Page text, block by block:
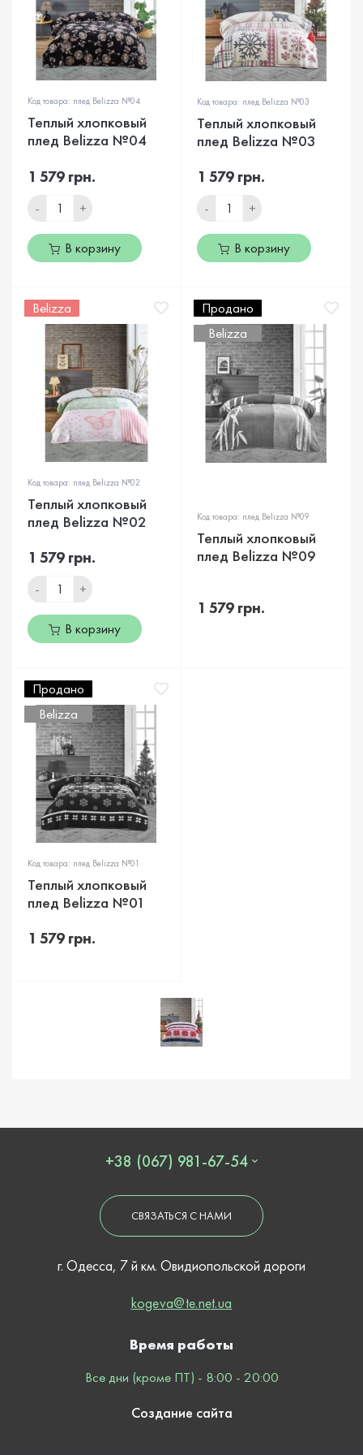
Код товара: плед Belizza №04
Теплый хлопковый
плед Belizza №04
1 579 грн.
- +
В корзину
Код товара: плед Belizza №03
Теплый хлопковый
плед Belizza №03
1 579 грн.
- +
В корзину
Belizza
Код товара: плед Belizza №02
Теплый хлопковый
плед Belizza №02
1 579 грн.
- +
В корзину
Продано
Belizza
Код товара: плед Belizza №09
Теплый хлопковый
плед Belizza №09
1 579 грн.
Продано
Belizza
Код товара: плед Belizza №01
Теплый хлопковый
плед Belizza №01
1 579 грн.
+38 (067) 981-67-54
СВЯЗАТЬСЯ С НАМИ
г. Одесса, 7 й км. Овидиопольской дороги
kogeva@te.net.ua
Время работы
Все дни (кроме ПТ) - 8:00 - 20:00
Создание сайта